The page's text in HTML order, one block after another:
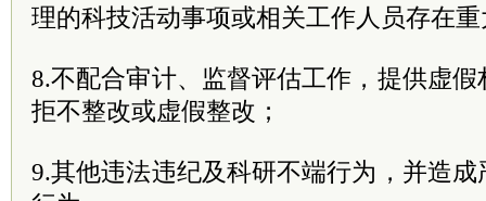
理的科技活动事项或相关工作人员存在
8.不配合审计、监督评估工作，提供虚
拒不整改或虚假整改；
9.其他违法违纪及科研不端行为，并造